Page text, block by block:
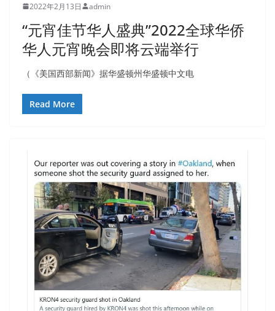
2022年2月13日 admin
“元宵佳节华人盛典”2022全球华侨
华人元宵晚会即将云端举行
（《美国西部新闻》据华盛顿州华盛顿中文电
Read More